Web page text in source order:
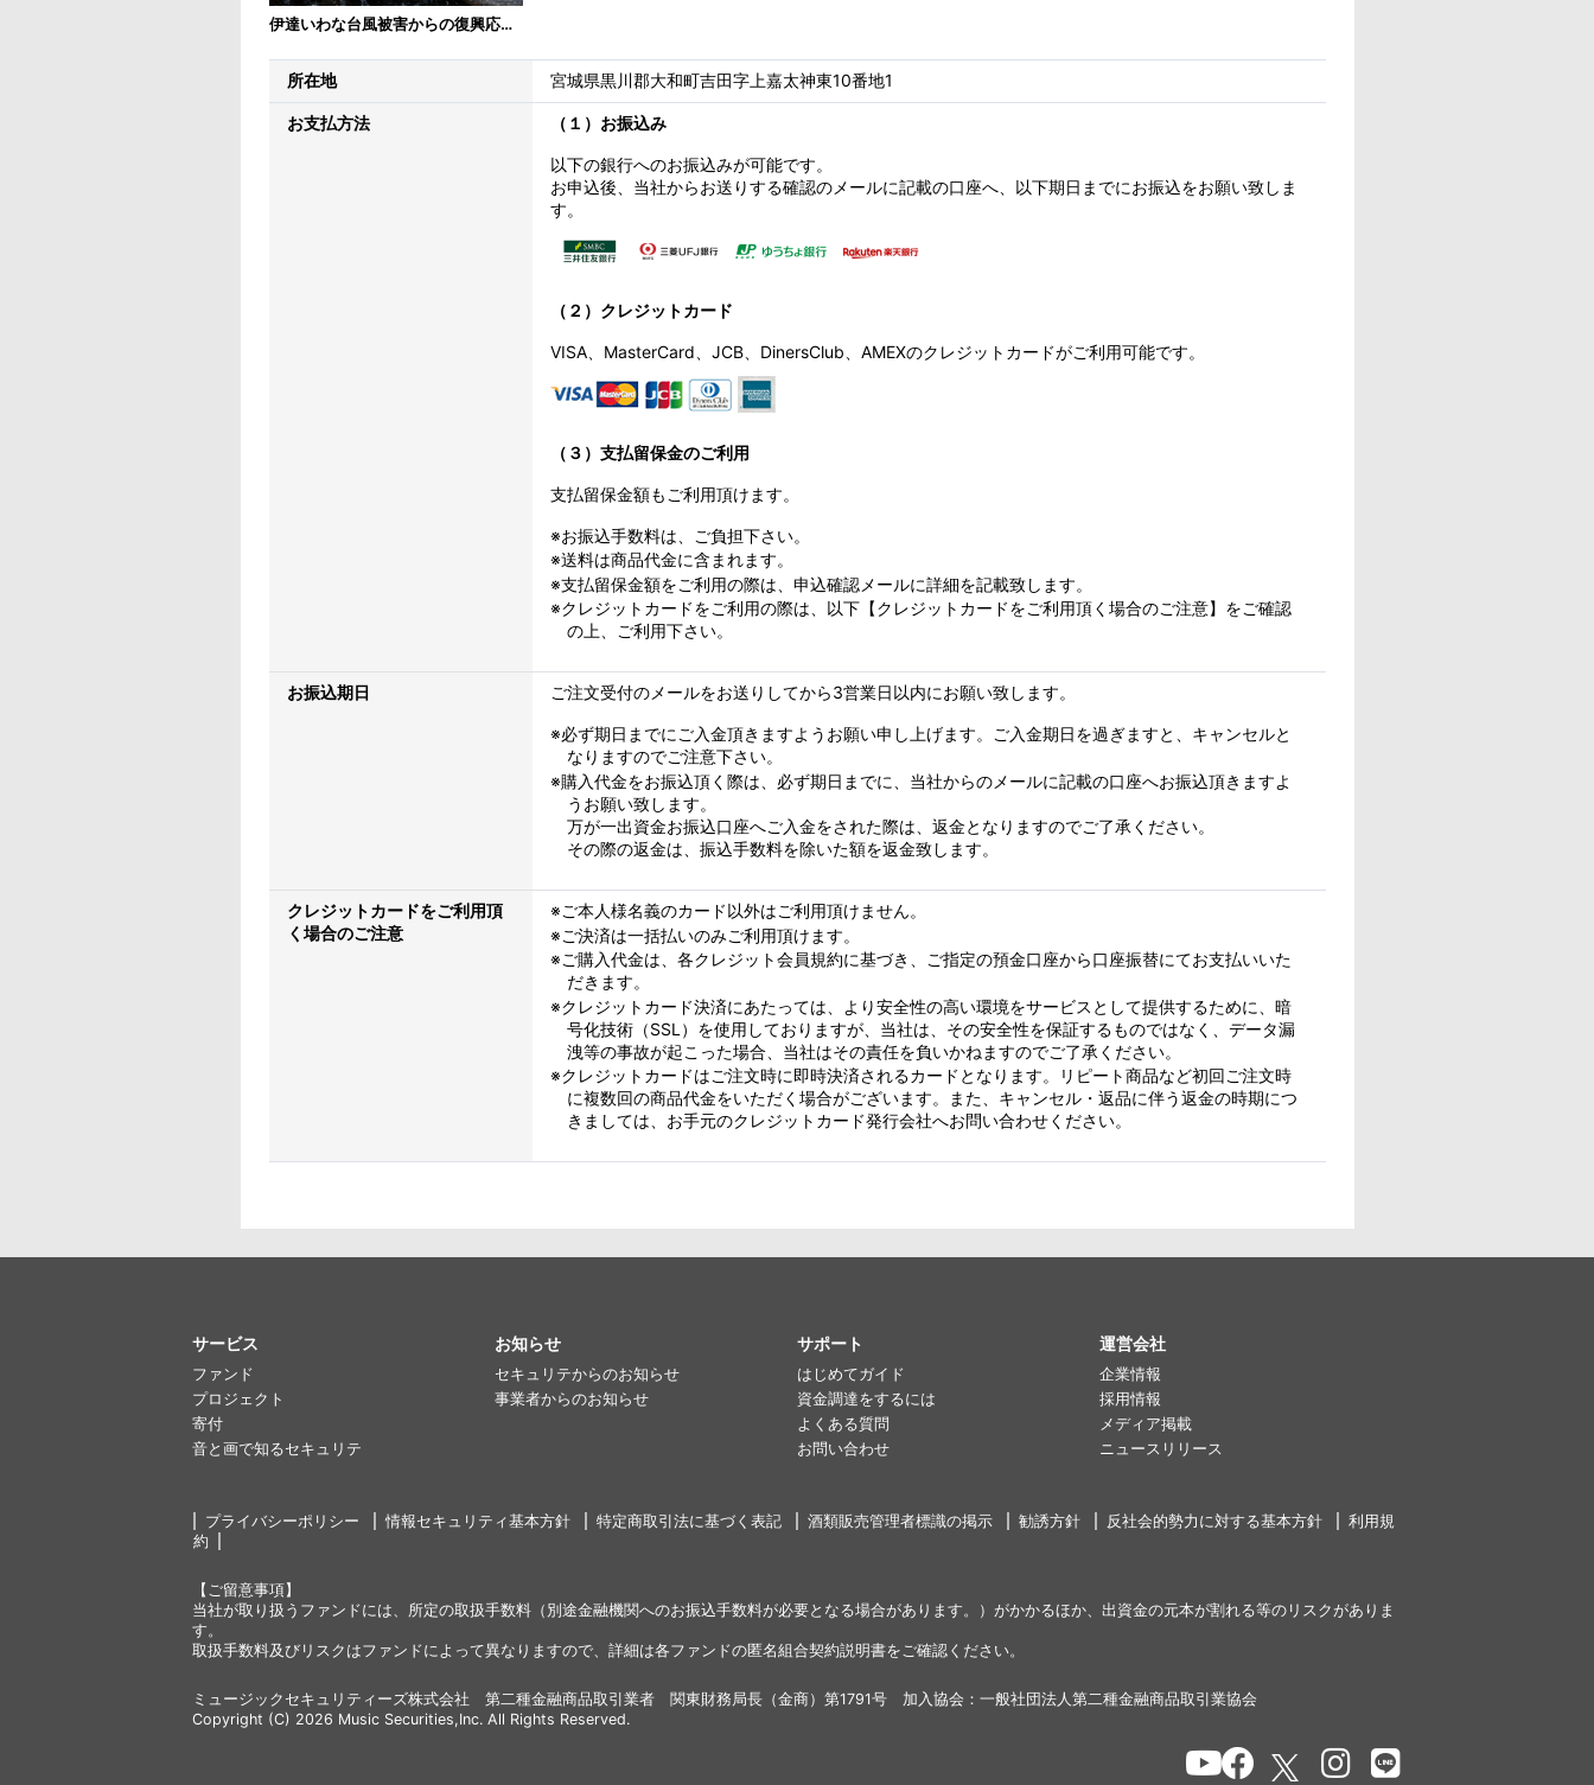
伊達いわな台風被害からの復興応援ファンド
所在地 宮城県黒川郡大和町吉田字上嘉太神東10番地1
お支払方法 （１）お振込み
以下の銀行へのお振込みが可能です。
お申込後、当社からお送りする確認のメールに記載の口座へ、以下期日までにお振込をお願い致しま
す。
（２）クレジットカード
VISA、MasterCard、JCB、DinersClub、AMEXのクレジットカードがご利用可能です。
（３）支払留保金のご利用
支払留保金額もご利用頂けます。
※お振込手数料は、ご負担下さい。
※送料は商品代金に含まれます。
※支払留保金額をご利用の際は、申込確認メールに詳細を記載致します。
※クレジットカードをご利用の際は、以下【クレジットカードをご利用頂く場合のご注意】をご確認
の上、ご利用下さい。
お振込期日 ご注文受付のメールをお送りしてから3営業日以内にお願い致します。
※必ず期日までにご入金頂きますようお願い申し上げます。ご入金期日を過ぎますと、キャンセルと
なりますのでご注意下さい。
※購入代金をお振込頂く際は、必ず期日までに、当社からのメールに記載の口座へお振込頂きますよ
うお願い致します。
万が一出資金お振込口座へご入金をされた際は、返金となりますのでご了承ください。
その際の返金は、振込手数料を除いた額を返金致します。
クレジットカードをご利用頂
く場合のご注意
※ご本人様名義のカード以外はご利用頂けません。
※ご決済は一括払いのみご利用頂けます。
※ご購入代金は、各クレジット会員規約に基づき、ご指定の預金口座から口座振替にてお支払いいた
だきます。
※クレジットカード決済にあたっては、より安全性の高い環境をサービスとして提供するために、暗
号化技術（SSL）を使用しておりますが、当社は、その安全性を保証するものではなく、データ漏
洩等の事故が起こった場合、当社はその責任を負いかねますのでご了承ください。
※クレジットカードはご注文時に即時決済されるカードとなります。リピート商品など初回ご注文時
に複数回の商品代金をいただく場合がございます。また、キャンセル・返品に伴う返金の時期につ
きましては、お手元のクレジットカード発行会社へお問い合わせください。
サービス
ファンド
プロジェクト
寄付
音と画で知るセキュリテ
お知らせ
セキュリテからのお知らせ
事業者からのお知らせ
サポート
はじめてガイド
資金調達をするには
よくある質問
お問い合わせ
運営会社
企業情報
採用情報
メディア掲載
ニュースリリース
プライバシーポリシー 情報セキュリティ基本方針 特定商取引法に基づく表記 酒類販売管理者標識の掲示 勧誘方針 反社会的勢力に対する基本方針
利用規
約
【ご留意事項】
当社が取り扱うファンドには、所定の取扱手数料（別途金融機関へのお振込手数料が必要となる場合があります。）がかかるほか、出資金の元本が割れる等のリスクがありま
す。
取扱手数料及びリスクはファンドによって異なりますので、詳細は各ファンドの匿名組合契約説明書をご確認ください。
ミュージックセキュリティーズ株式会社 第二種金融商品取引業者 関東財務局長（金商）第1791号 加入協会：一般社団法人第二種金融商品取引業協会
Copyright (C) 2026 Music Securities,Inc. All Rights Reserved.